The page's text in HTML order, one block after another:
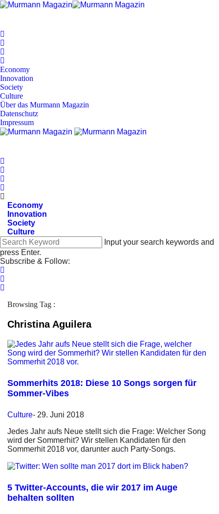
Economy
Innovation
Society
Culture
Über das Murmann Magazin
Datenschutz
Impressum
Economy
Innovation
Society
Culture
Input your search keywords and
press Enter.
Subscribe & Follow:
Browsing Tag :
Christina Aguilera
Sommerhits 2018: Diese 10 Songs sorgen für
Sommer-Vibes
Culture- 29. Juni 2018
Jedes Jahr aufs Neue stellt sich die Frage: Welcher Song
wird der Sommerhit? Wir stellen Kandidaten für den
Sommerhit 2018 vor, darunter auch Party-Songs.
5 Twitter-Accounts, die wir 2017 im Auge
behalten sollten